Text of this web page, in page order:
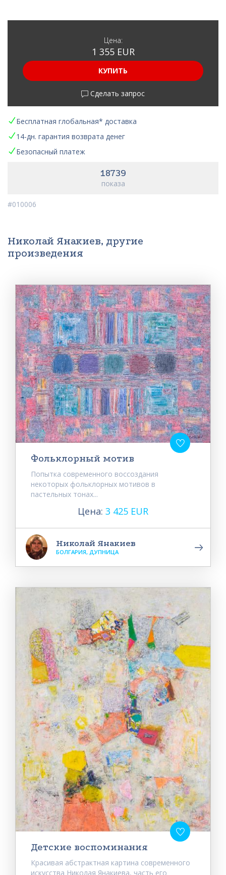
Цена:
1 355 EUR
КУПИТЬ
Сделать запрос
Бесплатная глобальная* доставка
14-дн. гарантия возврата денег
Безопасный платеж
18739
показа
#010006
Николай Янакиев, другие
произведения
Фольклорный мотив
Попытка современного воссоздания
некоторых фольклорных мотивов в
пастельных тонах...
Цена: 3 425 EUR
Николай Янакиев
БОЛГАРИЯ, ДУПНИЦА
Детские воспоминания
Красивая абстрактная картина современного
искусства Николая Янакиева, часть его